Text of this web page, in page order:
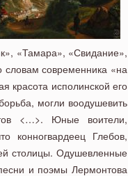
«Тамара», «Свидание»,
словам современника «на
красота исполинской его
могли воодушевить
<…>. Юные воители,
конногвардеец Глебов,
столицы. Одушевленные
и поэмы Лермонтова